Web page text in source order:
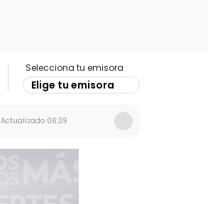
Selecciona tu emisora
Elige tu emisora
Actualizado 06:39